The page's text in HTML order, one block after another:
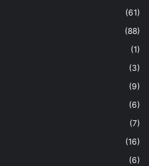
(61)
(88)
(1)
(3)
(9)
(6)
(7)
(16)
(6)